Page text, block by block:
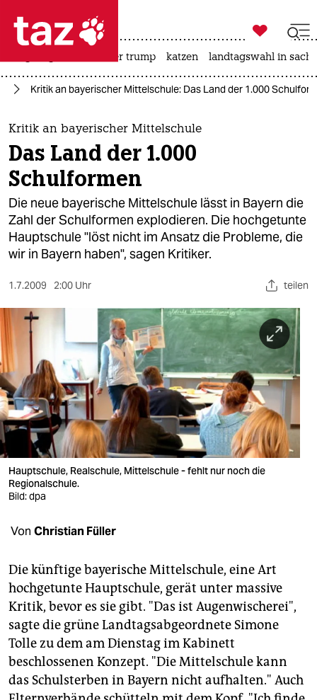
 taz zahl ich
taz zahl ich
themen
politik
öko
gesellschaft
kultur
sport
berlin
nord
wahrheit
verlag
verlag
veranstaltungen
shop
fragen & hilfe
abo
genossenschaft
epaper login

taz zahl ich
usa unter trump katzen landtagswahl in
Kritik an bayerischer Mittelschule: Das Land der 1.000
Kritik an bayerischer Mittelschule
Das Land der 1.000
Schulformen
Die neue bayerische Mittelschule lässt in Bayern die
Zahl der Schulformen explodieren. Die hochgetunte
Hauptschule "löst nicht im Ansatz die Probleme, die
wir in Bayern haben", sagen Kritiker.
1.7.2009 2:00 Uhr teilen
Hauptschule, Realschule, Mittelschule - fehlt nur noch die
Regionalschule.
Bild: dpa
Von Christian Füller
Die künftige bayerische Mittelschule, eine Art
hochgetunte Hauptschule, gerät unter massive
Kritik, bevor es sie gibt. "Das ist Augenwischerei",
sagte die grüne Landtagsabgeordnete Simone
Tolle zu dem am Dienstag im Kabinett
beschlossenen Konzept. "Die Mittelschule kann
das Schulsterben in Bayern nicht aufhalten." Auch